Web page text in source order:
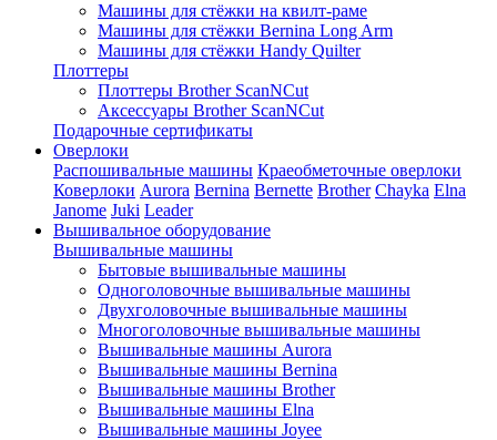
Машины для стёжки на квилт-раме
Машины для стёжки Bernina Long Arm
Машины для стёжки Handy Quilter
Плоттеры
Плоттеры Brother ScanNCut
Аксессуары Brother ScanNCut
Подарочные сертификаты
Оверлоки
Распошивальные машины Краеобметочные оверлоки
Коверлоки Aurora Bernina Bernette Brother Chayka Elna
Janome Juki Leader
Вышивальное оборудование
Вышивальные машины
Бытовые вышивальные машины
Одноголовочные вышивальные машины
Двухголовочные вышивальные машины
Многоголовочные вышивальные машины
Вышивальные машины Aurora
Вышивальные машины Bernina
Вышивальные машины Brother
Вышивальные машины Elna
Вышивальные машины Joyee